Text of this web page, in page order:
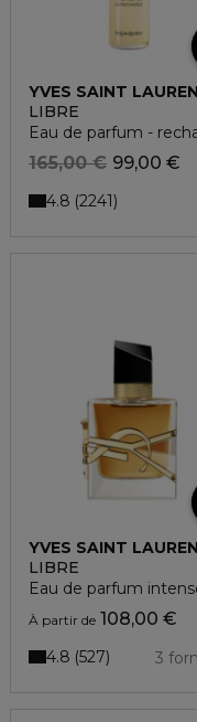
YVES SAINT
LIBRE
Eau de parfum -
99,00 €
165,00 €
4.8 2241
YVES SAINT
LIBRE
Eau de parfum
À partir de 108,00 €
3
4.8 527